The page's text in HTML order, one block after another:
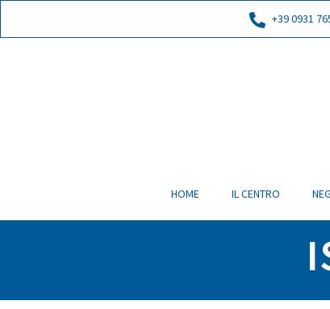
+39 0931
HOME IL CENTRO